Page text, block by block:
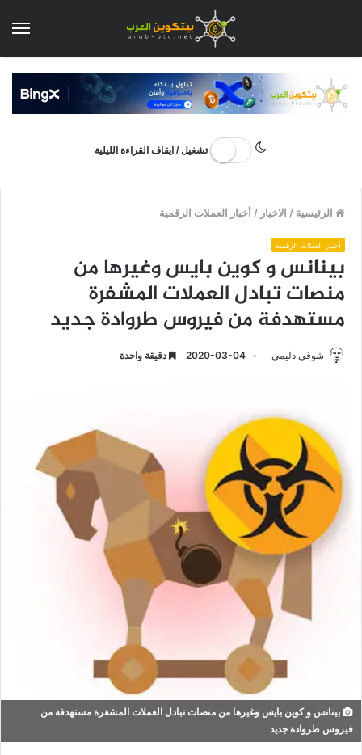
تشغيل / ايقاف القراءة الليلية
الرئيسية / الاخبار /أخبار العملات الرقمية
أخبار العملات الرقمية
بينانس و كوين بايس وغيرها من
منصات تبادل العملات المشفرة
مستهدفة من فيروس طروادة جديد
شوقي دليمي 2020-03-04 دقيقة واحدة
بينانس و كوين بايس وغيرها من منصات تبادل العملات المشفرة مستهدفة من
فيروس طروادة جديد